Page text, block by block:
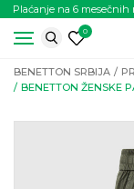
Plaćanje na 6 mesečnih
0
BENETTON SRBIJA
BENETTON ŽENSKE